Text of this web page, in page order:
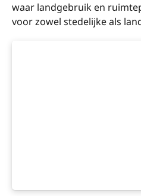
waar landgebruik en
voor zowel stedelijke als